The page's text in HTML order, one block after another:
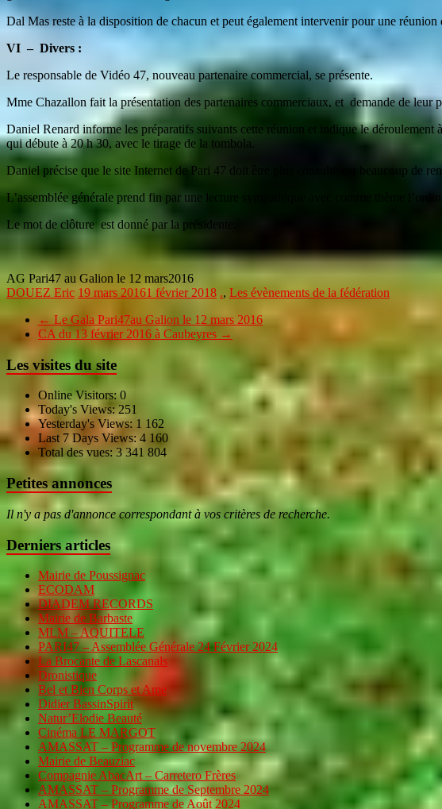
Dal Mas reste à la disposition de chacun et peut également intervenir pour une
VI – Divers :
Le responsable de Vidéo 47, nouveau partenaire commercial, se présente.
Mme Chazallon fait la présentation des partenaires commerciaux, et demande de leur
Daniel Renard informe les préparatifs suivants cette réunion et indique le
qui débute à 20 h 30, avec le tirage de la tombola.
Daniel précise que le site Internet de Pari 47 doit être plus consulté car beaucoup de
L’assemblée générale prend fin par une lecture sympathique avec comme thème
Le mot de clôture est donné par la présidente.
AG Pari47 au Galion le 12 mars2016
DOUEZ Eric 19 mars 20161 février 2018 ., Les évènements de la fédération
← Le Gala Pari47au Galion le 12 mars 2016
CA du 13 février 2016 à Caubeyres →
Les visites du site
Online Visitors:0
Today's Views:251
Yesterday's Views: 1 162
Last 7 Days Views: 4 160
Total des vues:3 341 804
Petites annonces
Il n'y a pas d'annonce correspondant à vos critères de recherche.
Derniers articles
Mairie de Poussignac
ECODAM
DIADEM RECORDS
Mairie de Barbaste
MLM – AQUITELE
PARI47 – Assemblée Générale 24 Février 2024
La Brocante de Lascanals
Dronistique
Bel et Bien Corps et Ame
Didier BassinSpirit
Natur’Elodie Beauté
Cinéma LE MARGOT
AMASSAT – Programme de novembre 2024
Mairie de Beauziac
Compagnie AbacArt – Carretero Frères
AMASSAT – Programme de Septembre 2024
AMASSAT – Programme de Août 2024